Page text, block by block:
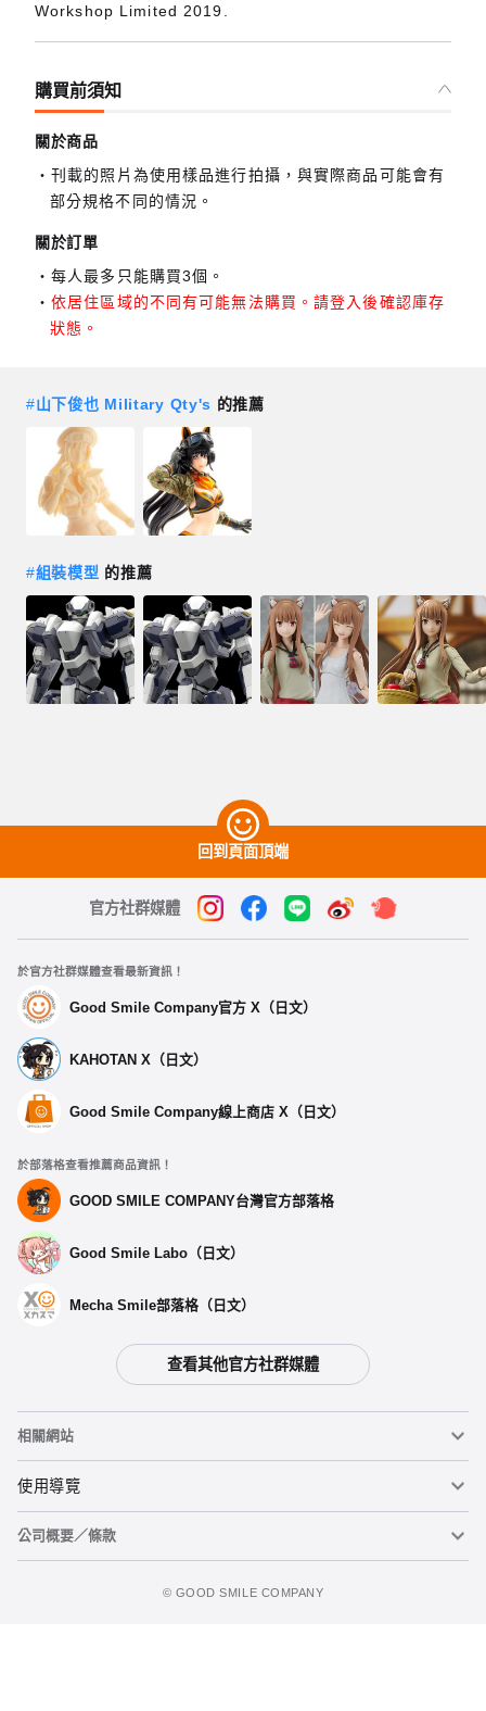
Workshop Limited 2019.
購買前須知
關於商品
刊載的照片為使用樣品進行拍攝，與實際商品可能會有
部分規格不同的情況。
關於訂單
每人最多只能購買3個。
依居住區域的不同有可能無法購買。請登入後確認庫存
狀態。
#山下俊也 Military Qty's 的推薦
#組裝模型 的推薦
回到頁面頂端
官方社群媒體
於官方社群媒體查看最新資訊！
Good Smile Company官方 X（日文）
KAHOTAN X（日文）
Good Smile Company線上商店 X（日文）
於部落格查看推薦商品資訊！
GOOD SMILE COMPANY台灣官方部落格
Good Smile Labo（日文）
Mecha Smile部落格（日文）
查看其他官方社群媒體
相關網站
黏土人
黏土人臉部製造機（英文）
使用導覽
重要公告
公司概要／條款
©️ GOOD SMILE COMPANY